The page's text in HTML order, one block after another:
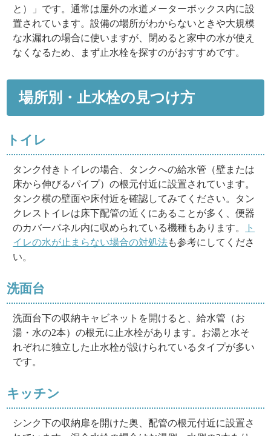
と）」です。通常は屋外の水道メーターボックス内に設
置されています。設備の場所がわからないときや大規模
な水漏れの場合に使いますが、閉めると家中の水が使え
なくなるため、まず止水栓を探すのがおすすめです。
場所別・止水栓の見つけ方
トイレ
タンク付きトイレの場合、タンクへの給水管（壁または
床から伸びるパイプ）の根元付近に設置されています。
タンク横の壁面や床付近を確認してみてください。タン
クレストイレは床下配管の近くにあることが多く、便器
のカバーパネル内に収められている機種もあります。
ト
イレの水が止まらない場合の対処法も参考にしてくださ
い。
洗面台
洗面台下の収納キャビネットを開けると、給水管（お
湯・水の2本）の根元に止水栓があります。お湯と水そ
れぞれに独立した止水栓が設けられているタイプが多い
です。
キッチン
シンク下の収納扉を開けた奥、配管の根元付近に設置さ